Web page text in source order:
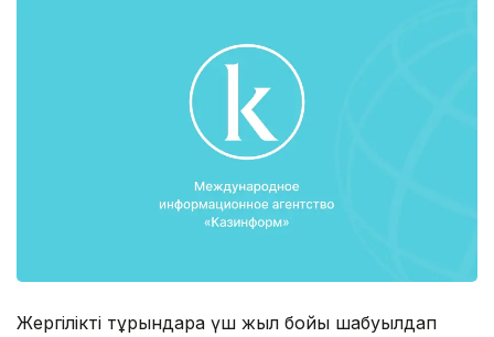
Жергілікті тұрғындарға үш жыл бойы шабуылдап